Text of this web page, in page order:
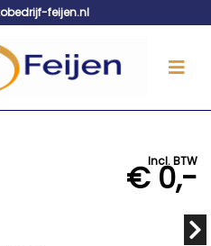
feijen.nl
Incl. BTW
€ 0,-